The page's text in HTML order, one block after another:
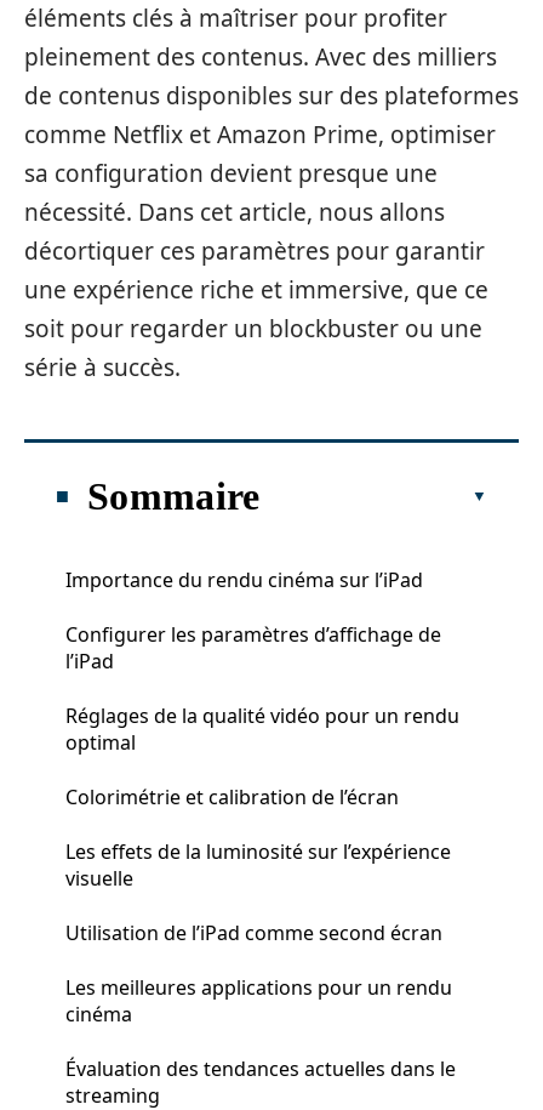
éléments clés à maîtriser pour profiter
pleinement des contenus. Avec des milliers
de contenus disponibles sur des plateformes
comme Netflix et Amazon Prime, optimiser
sa configuration devient presque une
nécessité. Dans cet article, nous allons
décortiquer ces paramètres pour garantir
une expérience riche et immersive, que ce
soit pour regarder un blockbuster ou une
série à succès.
Sommaire
Importance du rendu cinéma sur l’iPad
Configurer les paramètres d’affichage de
l’iPad
Réglages de la qualité vidéo pour un rendu
optimal
Colorimétrie et calibration de l’écran
Les effets de la luminosité sur l’expérience
visuelle
Utilisation de l’iPad comme second écran
Les meilleures applications pour un rendu
cinéma
Évaluation des tendances actuelles dans le
streaming